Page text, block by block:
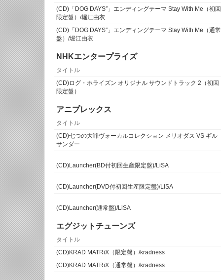
(CD)「DOG DAYS″」エンディングテーマ Stay With Me（初回
限定盤）/堀江由衣
(CD)「DOG DAYS″」エンディングテーマ Stay With Me（通常
盤）/堀江由衣
NHKエンタープライズ
タイトル
(CD)ログ・ホライズン オリジナル サウンドトラック 2（初回
限定盤）
アニプレックス
タイトル
(CD)七つの大罪ヴォーカルコレクション メリオダス VS ギル
サンダー
(CD)Launcher(BD付初回生産限定盤)/LiSA
(CD)Launcher(DVD付初回生産限定盤)/LiSA
(CD)Launcher(通常盤)/LiSA
エグジットチューンズ
タイトル
(CD)KRAD MATRiX（限定盤）/kradness
(CD)KRAD MATRiX（通常盤）/kradness